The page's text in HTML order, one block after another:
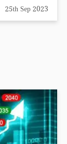
25th Sep 2023